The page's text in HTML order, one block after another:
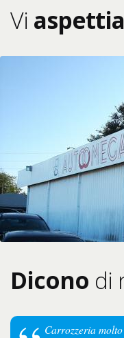
Vi
Dicono di
Carrozzeria